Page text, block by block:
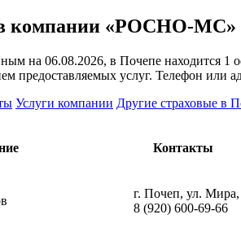
компании «РОСНО-МС»
на 06.08.2026, в Почепе находится
предоставляемых услуг. Телефон или
Услуги компании Другие страховые в
Контакты
г. Почеп, ул. Мира,
8 (920) 600-69-66